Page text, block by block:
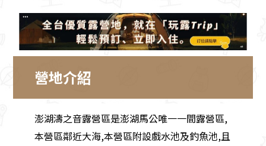
營地介紹
澎湖濤之音露營區是澎湖馬公唯一一間露營區,
本營區鄰近大海,本營區附設戲水池及釣魚池,且